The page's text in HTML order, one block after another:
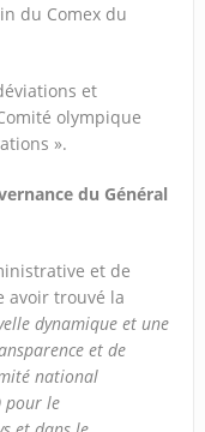
du Comex du
et
olympique
».
du Général
et de
avoir trouvé la
dynamique et une
et de
national
pour le